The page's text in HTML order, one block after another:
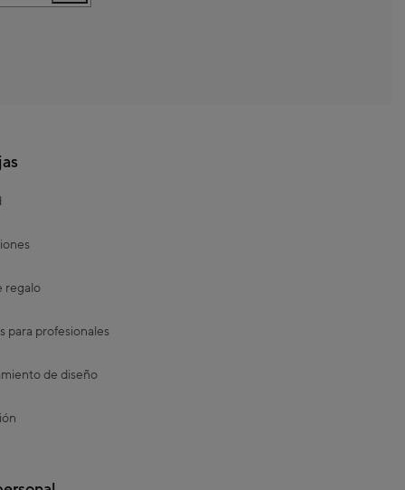
regalo
para profesionales
de diseño